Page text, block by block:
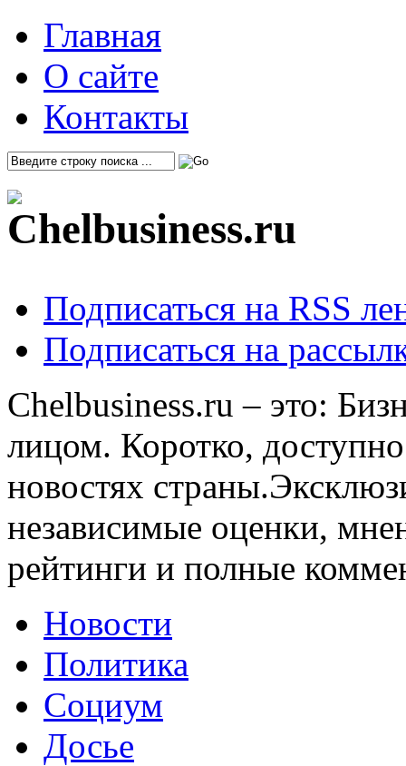
Главная
О сайте
Контакты
Подписаться на RSS
Подписаться на
Chelbusiness.ru – это:
лицом. Коротко,
новостях
независимые оценки,
рейтинги и полные
Новости
Политика
Социум
Досье